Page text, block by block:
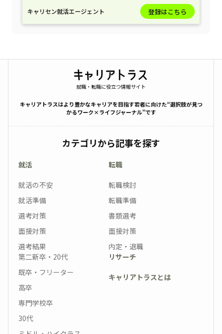
キャリセン就活エージェント 登録はこちら
就職・転職に役立つ情報サイト
キャリアトラスはより豊かなキャリアを目指す若者に向けた“選択肢が見つ
かるワーク×ライフジャーナル”です
カテゴリから記事を探す
就活
就活の不安
就活準備
選考対策
面接対策
選考結果
転職
転職検討
転職準備
書類選考
面接対策
内定・退職
第二新卒・20代
既卒・フリーター
高卒
専門学校卒
30代
リサーチ
キャリアトラスとは